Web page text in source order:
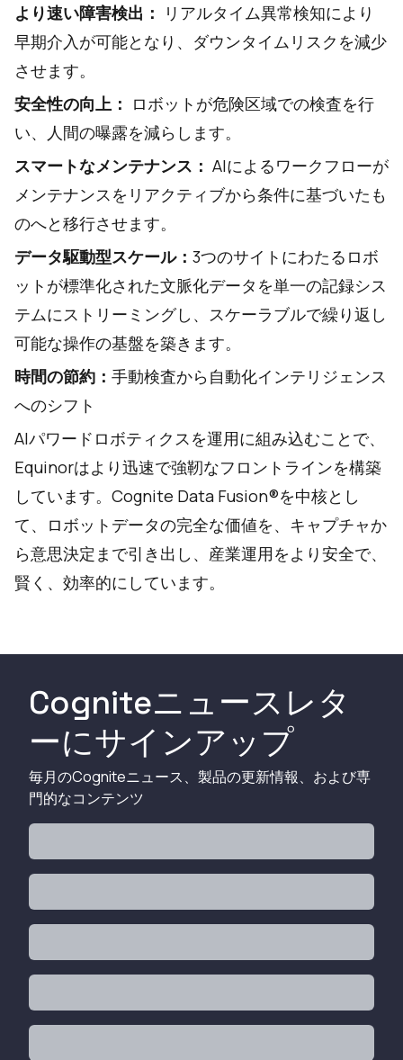
より速い障害検出：
リアルタイム異常検知により
早期介入が可能となり、ダウンタイムリスクを減少
させます。
安全性の向上： ロボットが危険区域での検査を行
い、人間の曝露を減らします。
スマートなメンテナンス： AIによるワークフローが
メンテナンスをリアクティブから条件に基づいたも
のへと移行させます。
データ駆動型スケール： 3つのサイトにわたるロボ
ットが標準化された文脈化データを単一の記録シス
テムにストリーミングし、スケーラブルで繰り返し
可能な操作の基盤を築きます。
時間の節約： 手動検査から自動化インテリジェンス
へのシフト
AIパワードロボティクスを運用に組み込むことで、
Equinorはより迅速で強靭なフロントラインを構築
しています。Cognite Data Fusion®を中核とし
て、ロボットデータの完全な価値を、キャプチャか
ら意思決定まで引き出し、産業運用をより安全で、
賢く、効率的にしています。
Cogniteニュースレタ
ーにサインアップ
毎月のCogniteニュース、製品の更新情報、および専
門的なコンテンツ